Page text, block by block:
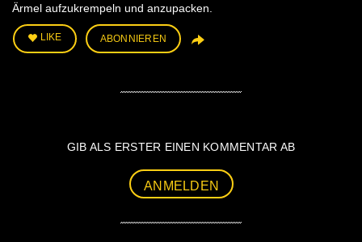
Ärmel aufzukrempeln und anzupacken.
LIKE ABONNIEREN
GIB ALS ERSTER EINEN KOMMENTAR AB
ANMELDEN